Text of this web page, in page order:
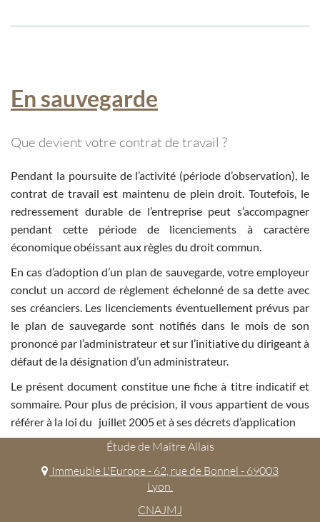
En sauvegarde
Que devient votre contrat de travail ?
Pendant la poursuite de l’activité (période d’observation), le
contrat de travail est maintenu de plein droit. Toutefois, le
redressement durable de l’entreprise peut s’accompagner
pendant cette période de licenciements à caractère
économique obéissant aux règles du droit commun.
En cas d’adoption d’un plan de sauvegarde, votre employeur
conclut un accord de règlement échelonné de sa dette avec
ses créanciers. Les licenciements éventuellement prévus par
le plan de sauvegarde sont notifiés dans le mois de son
prononcé par l’administrateur et sur l’initiative du dirigeant à
défaut de la désignation d’un administrateur.
Le présent document constitue une fiche à titre indicatif et
sommaire. Pour plus de précision, il vous appartient de vous
référer à la loi du juillet 2005 et à ses décrets d’application
Étude de Maître Allais
Immeuble L'Europe - 62, rue de Bonnel - 69003
Lyon.
CNAJMJ